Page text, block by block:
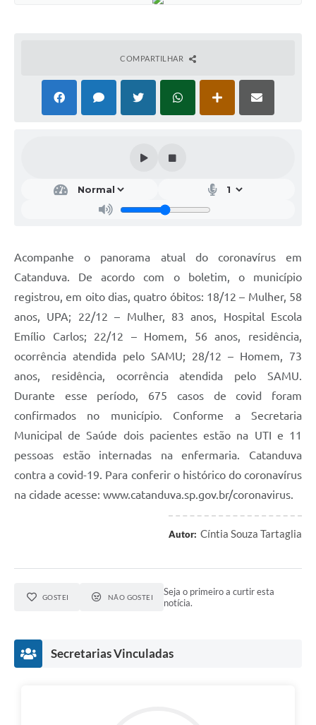
A Prefeitura
Jornal
Agenda
Diário Oficial
Editais
COMPARTILHAR
Acompanhe o panorama atual do coronavírus em
Catanduva. De acordo com o boletim, o município
registrou, em oito dias, quatro óbitos: 18/12 – Mulher, 58
anos, UPA; 22/12 – Mulher, 83 anos, Hospital Escola
Emílio Carlos; 22/12 – Homem, 56 anos, residência,
ocorrência atendida pelo SAMU; 28/12 – Homem, 73
anos, residência, ocorrência atendida pelo SAMU.
Durante esse período, 675 casos de covid foram
confirmados no município. Conforme a Secretaria
Municipal de Saúde dois pacientes estão na UTI e 11
pessoas estão internadas na enfermaria. Catanduva
contra a covid-19. Para conferir o histórico do coronavírus
na cidade acesse: www.catanduva.sp.gov.br/coronavirus.
Autor: Cíntia Souza Tartaglia
GOSTEI NÃO GOSTEI
Seja o primeiro a curtir esta
notícia.
Secretarias Vinculadas